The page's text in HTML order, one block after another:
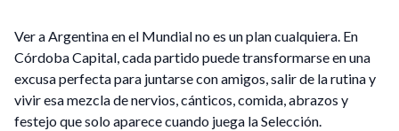
Ver a Argentina en el Mundial no es un plan cualquiera. En
Córdoba Capital, cada partido puede transformarse en una
excusa perfecta para juntarse con amigos, salir de la rutina y
vivir esa mezcla de nervios, cánticos, comida, abrazos y
festejo que solo aparece cuando juega la Selección.